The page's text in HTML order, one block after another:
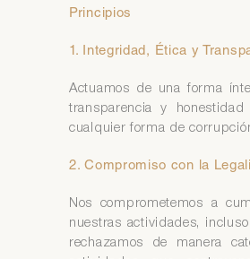
Principios
1. Integridad, Ética y
Actuamos de una forma
transparencia y
cualquier forma de
2. Compromiso con la
Nos comprometemos a
nuestras actividades,
rechazamos de manera